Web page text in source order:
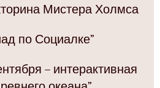
Мистера Холмса
по Социалке”
– интерактивная